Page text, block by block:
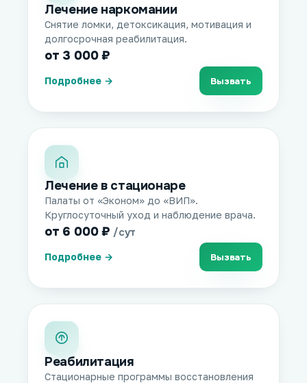
Лечение наркомании
Снятие ломки, детоксикация, мотивация и
долгосрочная реабилитация.
от 3 000 ₽
Подробнее → Вызвать
Лечение в стационаре
Палаты от «Эконом» до «ВИП».
Круглосуточный уход и наблюдение врача.
от 6 000 ₽ /сут
Подробнее → Вызвать
Реабилитация
Стационарные программы восстановления